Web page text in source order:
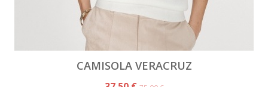
CAMISOLA VERACRUZ